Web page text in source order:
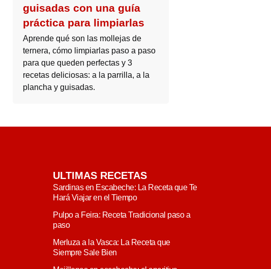
guisadas con una guía
práctica para limpiarlas
Aprende qué son las mollejas de
ternera, cómo limpiarlas paso a paso
para que queden perfectas y 3
recetas deliciosas: a la parrilla, a la
plancha y guisadas.
ULTIMAS RECETAS
Sardinas en Escabeche: La Receta que Te
Hará Viajar en el Tiempo
Pulpo a Feira: Receta Tradicional paso a
paso
Merluza a la Vasca: La Receta que
Siempre Sale Bien